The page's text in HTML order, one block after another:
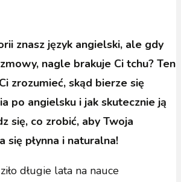
znasz język angielski, ale gdy
nagle brakuje Ci tchu? Ten
zrozumieć, skąd bierze się
po angielsku i jak skutecznie ją
się, co zrobić, aby Twoja
się płynna i naturalna!
długie lata na nauce